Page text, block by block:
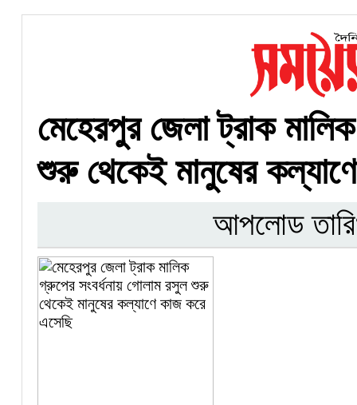
মেহেরপুর জেলা ট্রাক
শুরু থেকেই মানুষের
আপলোড